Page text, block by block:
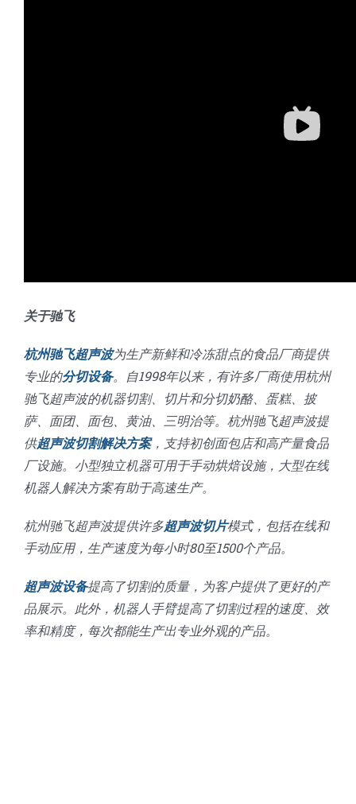
关于驰飞
杭州驰飞超声波为生产新鲜和冷冻甜点的食品厂商提供
专业的分切设备。自1998年以来，有许多厂商使用杭州
驰飞超声波的机器切割、切片和分切奶酪、蛋糕、披
萨、面团、面包、黄油、三明治等。杭州驰飞超声波提
供超声波切割解决方案，支持初创面包店和高产量食品
厂设施。小型独立机器可用于手动烘焙设施，大型在线
机器人解决方案有助于高速生产。
杭州驰飞超声波提供许多超声波切片模式，包括在线和
手动应用，生产速度为每小时80至1500个产品。
超声波设备提高了切割的质量，为客户提供了更好的产
品展示。此外，机器人手臂提高了切割过程的速度、效
率和精度，每次都能生产出专业外观的产品。